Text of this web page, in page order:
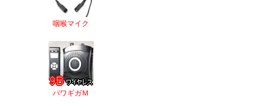
咽喉マイク
パワギガＭ